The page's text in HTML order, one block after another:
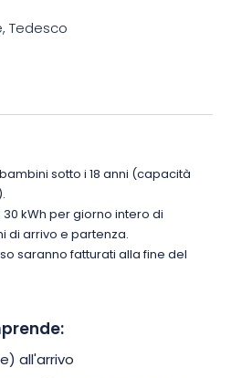
per escursioni, passeggiate
per rilassarsi.
e giochi da tavolo sono
e creare veri ricordi, in qualsiasi
progettato all’insegna della
eco-responsabili e una
vivere gli Hautes Vosges in
e benessere.
Tedesco
sotto i 18 anni (capacità
kWh per giorno intero di
di arrivo e partenza.
saranno fatturati alla fine del
all'arrivo